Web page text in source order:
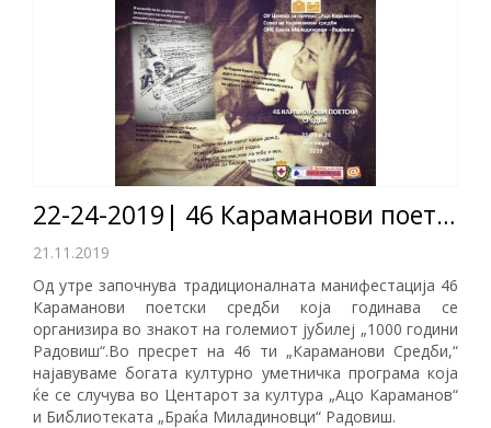
22-24-2019| 46 Караманови поетски средби
21.11.2019
Од утре започнува традиционалната манифестација 46
Караманови поетски средби која годинава се
организира во знакот на големиот јубилеј „1000 години
Радовиш“.Во пресрет на 46 ти „Караманови Средби,“
најавуваме богата културно уметничка програма која
ќе се случува во Центарот за култура „Ацо Караманов“
и Библиотеката „Браќа Миладиновци“ Радовиш.